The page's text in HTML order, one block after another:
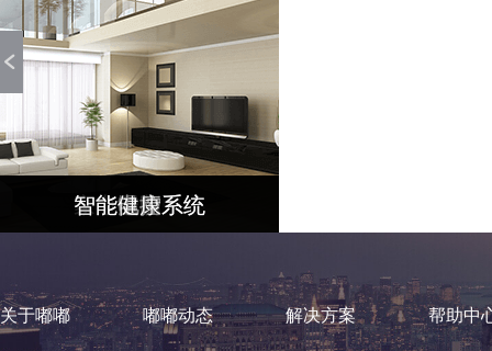
全宅控制中心
智能照明系统
家电控制系统
智能安防系统
智能温控系统
智能电控系统
智能健康系统
关于嘟嘟 嘟嘟动态 解决方案 帮助中